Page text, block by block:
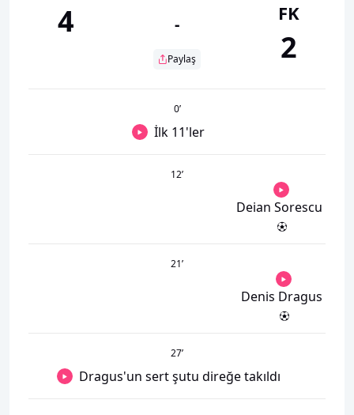
4 -
Paylaş
FK
2
0’
İlk 11'ler
12’
Deian Sorescu
21’
Denis Dragus
27’
Dragus'un sert şutu direğe takıldı